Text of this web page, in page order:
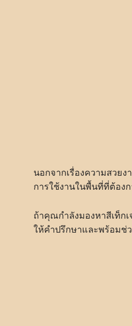
นอกจากเรื่องความสวย
การใช้งานในพื้นที่ที่ต้อง
ถ้าคุณกำลังมองหาสีเท็ก
ให้คำปรึกษาและพร้อม